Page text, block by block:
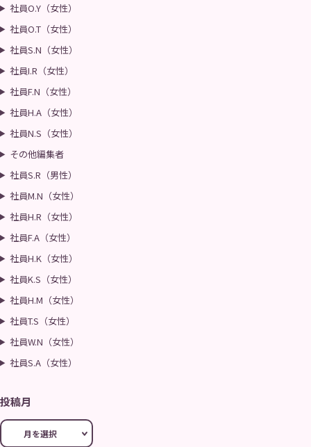
社員O.Y（女性）
社員O.T（女性）
社員S.N（女性）
社員I.R（女性）
社員F.N（女性）
社員H.A（女性）
社員N.S（女性）
その他編集者
社員S.R（男性）
社員M.N（女性）
社員H.R（女性）
社員F.A（女性）
社員H.K（女性）
社員K.S（女性）
社員H.M（女性）
社員T.S（女性）
社員W.N（女性）
社員S.A（女性）
投稿月